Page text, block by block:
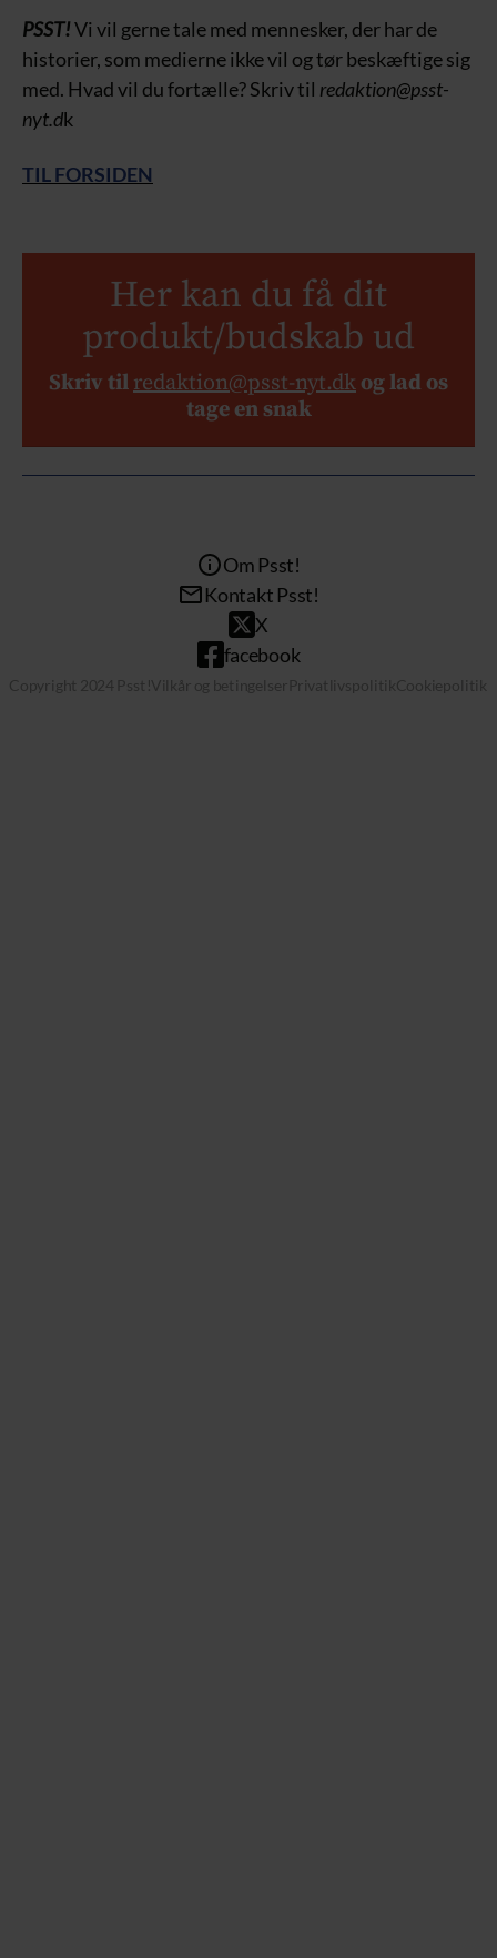
PSST!Vi vil gerne tale med mennesker, der har de
historier, som medierne ikke vil og tør beskæftige sig
med. Hvad vil du fortælle? Skriv til redaktion@psst-
nyt.dk
TIL FORSIDEN
Her kan du få dit
produkt/budskab ud
Skriv til redaktion@psst-nyt.dk og lad os
tage en snak
Om Psst!
Kontakt Psst!
X
facebook
Copyright 2024 Psst!Vilkår og betingelser Privatlivspolitik Cookiepolitik